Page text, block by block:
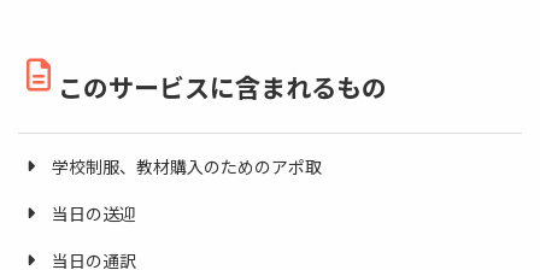
このサービスに含まれるもの
学校制服、教材購入のためのアポ取
当日の送迎
当日の通訳